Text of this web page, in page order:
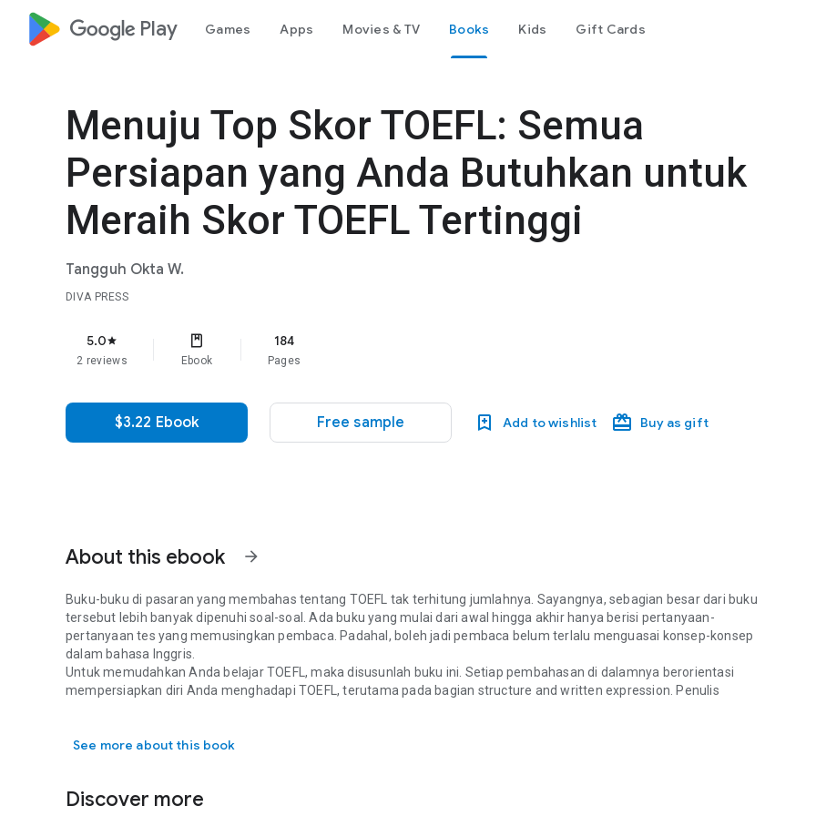
google_logo Play Games Apps Movies & TV Books Kids Gift Cards
Menuju Top Skor TOEFL: Semua
Persiapan yang Anda Butuhkan untuk
Meraih Skor TOEFL Tertinggi
Tangguh Okta W.
DIVA PRESS
5.0star
2 reviews Ebook
184
Pages
$3.22 Ebook Free sample Add to wishlist Buy as gift
About this ebook arrow_forward
Buku-buku di pasaran yang membahas tentang TOEFL tak terhitung jumlahnya. Sayangnya, sebagian besar dari buku
tersebut lebih banyak dipenuhi soal-soal. Ada buku yang mulai dari awal hingga akhir hanya berisi pertanyaan-
pertanyaan tes yang memusingkan pembaca. Padahal, boleh jadi pembaca belum terlalu menguasai konsep-konsep
dalam bahasa Inggris.
Untuk memudahkan Anda belajar TOEFL, maka disusunlah buku ini. Setiap pembahasan di dalamnya berorientasi
mempersiapkan diri Anda menghadapi TOEFL, terutama pada bagian structure and written expression . Penulis
atau rumus agar lebih praktis dan cepat dipahami.
sangat menarik bagi Anda. Selamat belajar!
See more about this book
Discover more